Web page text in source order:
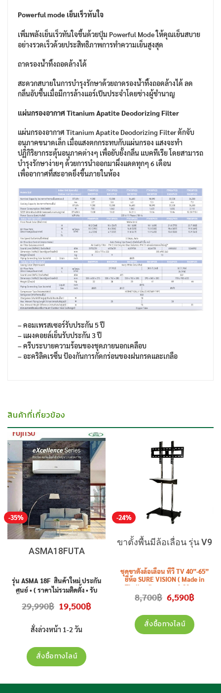
Powerful mode เย็นเร็วทันใจ
เพิ่มพลังเย็นเร็วทันใจขึ้นด้วยปุ่ม Powerful Mode ให้คุณเย็นสบาย
อย่างรวดเร็วด้วยประสิทธิภาพการทำความเย็นสูงสุด
ถาดรองน้ำทิ้งถอดล้างได้
สะดวกสบายในการบำรุงรักษาด้วยถาดรองน้ำทิ้งถอดล้างได้ ลด
กลิ่นอับชื้นเมื่อมีการล้างแอร์เป็นประจำโดยช่างผู้ชำนาญ
แผ่นกรองอากาศ Titanium Apatite Deodorizing Filter
แผ่นกรองอากาศ Titanium Apatite Deodorizing Filter ดักจับ
อนุภาคขนาดเล็ก เมื่อแสงตกกระทบกับแผ่นกรอง แสงจะทำ
ปฏิกิริยากระตุ้นอนุภาคต่างๆ เพื่อยับยั้งกลิ่น แบคทีเรีย โดยสามารถ
บำรุงรักษาง่ายๆ ด้วยการนำออกมาผึ่งแดดทุกๆ 6 เดือน
เพื่ออากาศที่สะอาดยิ่งขึ้นภายในห้อง
– คอมเพรสเซอร์รับประกัน 5 ปี
– แผงคอยล์เย็นรับประกัน 3 ปี
– ครีบระบายความร้อนของชุดภายนอกเคลือบ
– อะคริลิคเรซิ่น ป้องกันการกัดกร่อนของฝนกรดและเกลือ
สินค้าที่เกี่ยวข้อง
-35%
ASMA18FUTA
รุ่น ASMA 18F สินค้าใหม่ ประกัน
ศูนย์ • ( ราคาไม่รวมติดตั้ง • รับ
ทุกชิ้น 3 ปี แผงคอยล์เย็น,ร้อน 3 ปี )
29,990฿ Original
price
29,990฿.
19,500฿Current
price
สั่งล่วงหน้า 1-2 วัน
สั่งซื้อทางไลน์
-24%
ขาตั้งพื้นมีล้อเลื่อน รุ่น V9
ชุดขาตั้งล้อเลื่อน ทีวี TV 40”-65”
ยี่ห้อ SURE VISION ( Made in
Thailand) ความสูง 1.80 เมตร
รุ่นV9ไม่รวมติดตั้ง
8,700฿ Original
price
8,700฿.
6,590฿Current
price
สั่งซื้อทางไลน์